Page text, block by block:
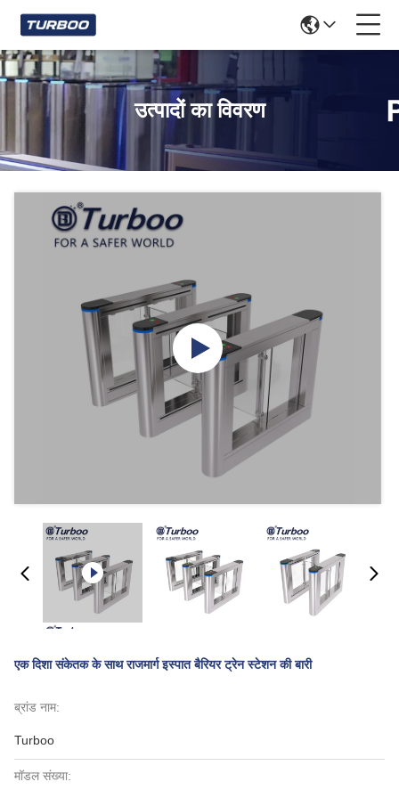
उत्पादों का विवरण
एक दिशा संकेतक के साथ राजमार्ग इस्पात बैरियर ट्रेन स्टेशन की बारी
ब्रांड नाम:
Turboo
मॉडल संख्या: